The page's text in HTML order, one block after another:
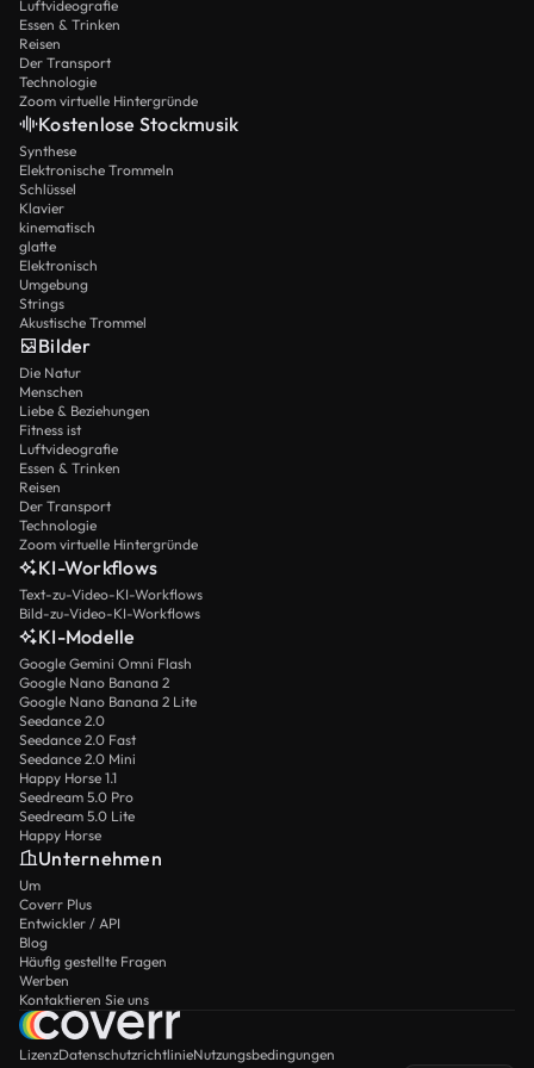
Luftvideografie
Essen & Trinken
Reisen
Der Transport
Technologie
Zoom virtuelle Hintergründe
Kostenlose Stockmusik
Synthese
Elektronische Trommeln
Schlüssel
Klavier
kinematisch
glatte
Elektronisch
Umgebung
Strings
Akustische Trommel
Bilder
Die Natur
Menschen
Liebe & Beziehungen
Fitness ist
Luftvideografie
Essen & Trinken
Reisen
Der Transport
Technologie
Zoom virtuelle Hintergründe
KI-Workflows
Text-zu-Video-KI-Workflows
Bild-zu-Video-KI-Workflows
KI-Modelle
Google Gemini Omni Flash
Google Nano Banana 2
Google Nano Banana 2 Lite
Seedance 2.0
Seedance 2.0 Fast
Seedance 2.0 Mini
Happy Horse 1.1
Seedream 5.0 Pro
Seedream 5.0 Lite
Happy Horse
Unternehmen
Um
Coverr Plus
Entwickler / API
Blog
Häufig gestellte Fragen
Werben
Kontaktieren Sie uns
LizenzDatenschutzrichtlinieNutzungsbedingungen